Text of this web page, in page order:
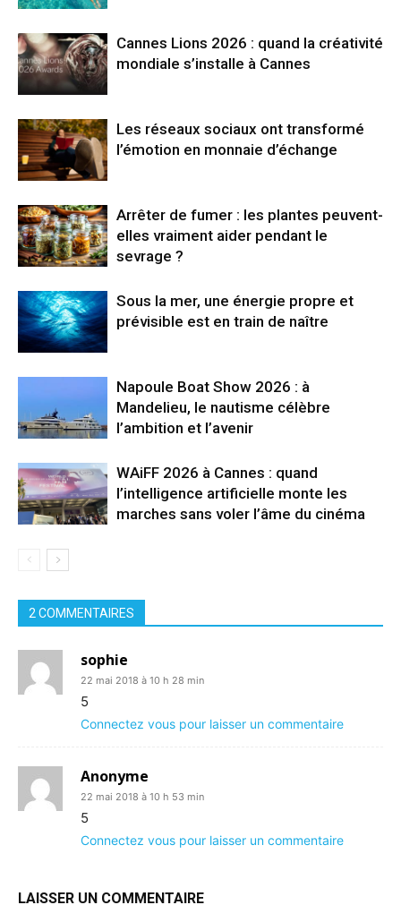
Cannes Lions 2026 : quand la créativité
mondiale s’installe à Cannes
Les réseaux sociaux ont transformé
l’émotion en monnaie d’échange
Arrêter de fumer : les plantes peuvent-
elles vraiment aider pendant le
sevrage ?
Sous la mer, une énergie propre et
prévisible est en train de naître
Napoule Boat Show 2026 : à
Mandelieu, le nautisme célèbre
l’ambition et l’avenir
WAiFF 2026 à Cannes : quand
l’intelligence artificielle monte les
marches sans voler l’âme du cinéma
2 COMMENTAIRES
sophie
22 mai 2018 à 10 h 28 min
5
Connectez vous pour laisser un commentaire
Anonyme
22 mai 2018 à 10 h 53 min
5
Connectez vous pour laisser un commentaire
LAISSER UN COMMENTAIRE